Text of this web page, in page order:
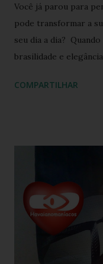
Você já parou para
pode transformar a
seu dia a dia?
brasilidade e elegância
Bordado Flor
caminhadas
a durabilidade da
resistência do
confere nossa
de tamanhos em
COMPARTILHAR